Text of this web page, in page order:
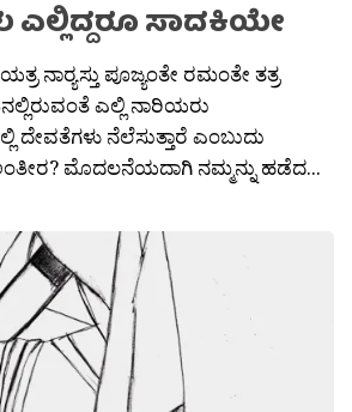
ಸಾದಕಿಯೇ
ನಾರ‍್ಯಸ್ತು ಪೂಜ್ಯಂತೇ ರಮಂತೇ ತತ್ರ
ಎಲ್ಲಿ ನಾರಿಯರು
ದೇವತೆಗಳು ನೆಲೆಸುತ್ತಾರೆ ಎಂಬುದು
ಮೊದಲನೆಯದಾಗಿ ನಮ್ಮನ್ನು ಹಡೆದ...